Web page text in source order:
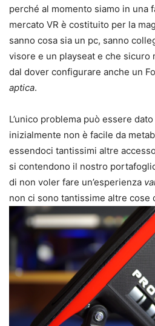
perché al momento siamo in una
mercato VR è costituito per la
sanno cosa sia un pc, sanno
visore e un playseat e che sicuro
dal dover configurare anche un
aptica.
L’unico problema può essere
inizialmente non è facile da
essendoci tantissimi altre
si contendono il nostro
di non voler fare un’esperienza
non ci sono tantissime altre cose